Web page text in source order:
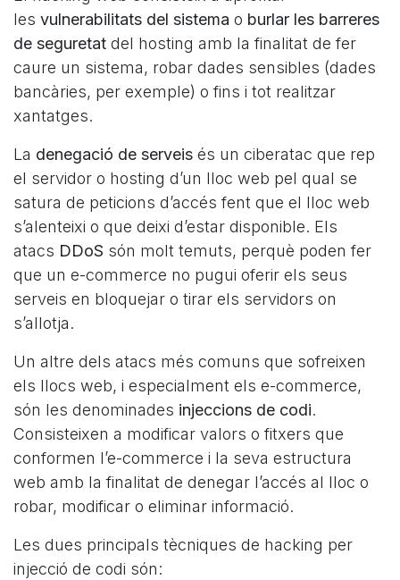
les vulnerabilitats del sistema o burlar les barreres
de seguretat del hosting amb la finalitat de fer
caure un sistema, robar dades sensibles (dades
bancàries, per exemple) o fins i tot realitzar
xantatges.
La denegació de serveis és un ciberatac que rep
el servidor o hosting d’un lloc web pel qual se
satura de peticions d’accés fent que el lloc web
s’alenteixi o que deixi d’estar disponible. Els
atacs DDoS són molt temuts, perquè poden fer
que un e-commerce no pugui oferir els seus
serveis en bloquejar o tirar els servidors on
s’allotja.
Un altre dels atacs més comuns que sofreixen
els llocs web, i especialment els e-commerce,
són les denominades injeccions de codi.
Consisteixen a modificar valors o fitxers que
conformen l’e-commerce i la seva estructura
web amb la finalitat de denegar l’accés al lloc o
robar, modificar o eliminar informació.
Les dues principals tècniques de hacking per
injecció de codi són: